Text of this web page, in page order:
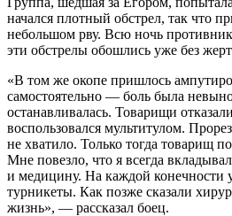
начался плотный обстрел, так что
небольшом рву. Всю ночь
эти обстрелы обошлись уже без
«В том же окопе пришлось
самостоятельно — боль была
останавливалась. Товарищи
воспользовался мультитулом.
не хватило. Только тогда товарищ
Мне повезло, что я всегда
и медицину. На каждой конечности
турникеты. Как позже сказали
жизнь», — рассказал боец.